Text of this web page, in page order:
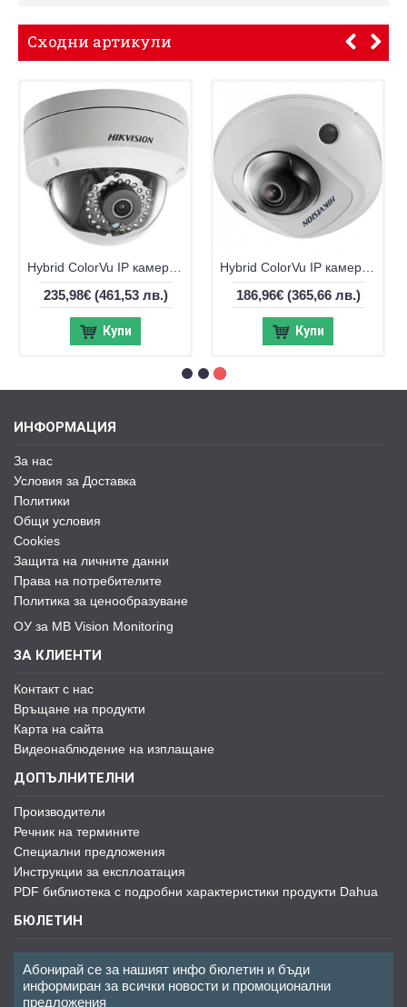
Сходни артикули
235,98€(461,53 лв.)
Купи
186,96€(365,66 лв.)
Купи
ИНФОРМАЦИЯ
За нас
Условия за Доставка
Политики
Общи условия
Cookies
Защита на личните данни
Права на потребителите
Политика за ценообразуване
ОУ за MB Vision Monitoring
ЗА КЛИЕНТИ
Контакт с нас
Връщане на продукти
Карта на сайта
Видеонаблюдение на изплащане
ДОПЪЛНИТЕЛНИ
Производители
Речник на термините
Специални предложения
Инструкции за експлоатация
PDF библиотека с подробни характеристики продукти Dahua
БЮЛЕТИН
Абонирай се за нашият инфо бюлетин и бъди
информиран за всички новости и промоционални
предложения